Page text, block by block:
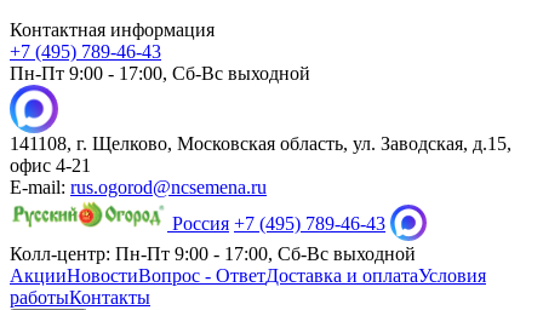
Контактная информация
+7 (495) 789-46-43
Пн-Пт 9:00 - 17:00, Сб-Вс выходной
141108, г. Щелково, Московская область, ул. Заводская, д.15,
офис 4-21
E-mail: rus.ogorod@ncsemena.ru
Россия +7 (495) 789-46-43
Колл-центр: Пн-Пт 9:00 - 17:00, Сб-Вс выходной
АкцииНовостиВопрос - ОтветДоставка и оплатаУсловия
работыКонтакты